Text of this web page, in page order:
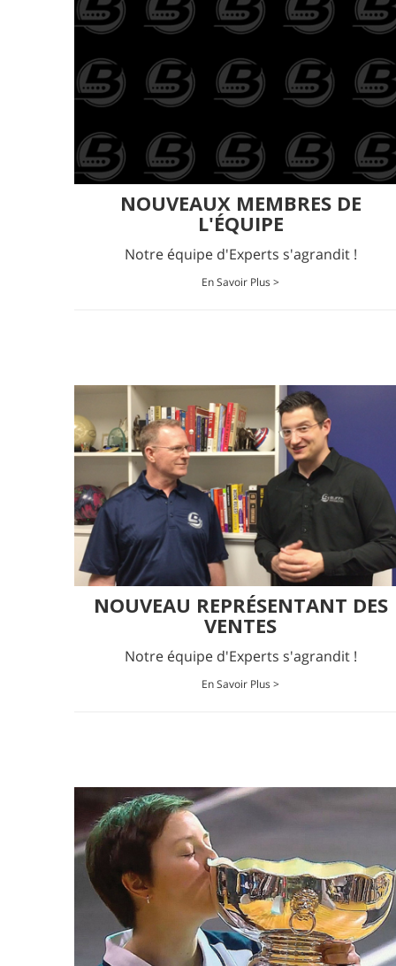
NOUVEAUX MEMBRES DE
L'ÉQUIPE
Notre équipe d'Experts s'agrandit !
En Savoir Plus >
NOUVEAU REPRÉSENTANT DES
VENTES
Notre équipe d'Experts s'agrandit !
En Savoir Plus >